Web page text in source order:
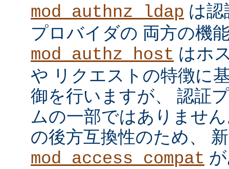
mod_authnz_ldap は
プロバイダの 両方の機
mod_authz_host はホ
や リクエストの特徴に
御を行いますが、 認証
ムの一部ではありませ
の後方互換性のため、
mod_access_compat